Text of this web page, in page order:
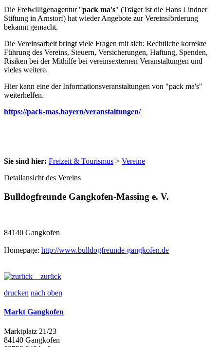
Die Freiwilligenagentur "pack ma's" (Träger ist die Hans Lindner
Stiftung in Arnstorf) hat wieder Angebote zur Vereinsförderung
bekannt gemacht.
Die Vereinsarbeit bringt viele Fragen mit sich: Rechtliche korrekte
Führung des Vereins, Steuern, Versicherungen, Haftung, Spenden,
Risiken bei der Mithilfe bei vereinsexternen Veranstaltungen und
vieles weitere.
Hier kann eine der Informationsveranstaltungen von "pack ma's"
weiterhelfen.
https://pack-mas.bayern/veranstaltungen/
Sie sind hier: Freizeit & Tourismus > Vereine
Detailansicht des Vereins
Bulldogfreunde Gangkofen-Massing e. V.
84140 Gangkofen
Homepage: http://www.bulldogfreunde-gangkofen.de
zurück
drucken nach oben
Markt Gangkofen
Marktplatz 21/23
84140 Gangkofen